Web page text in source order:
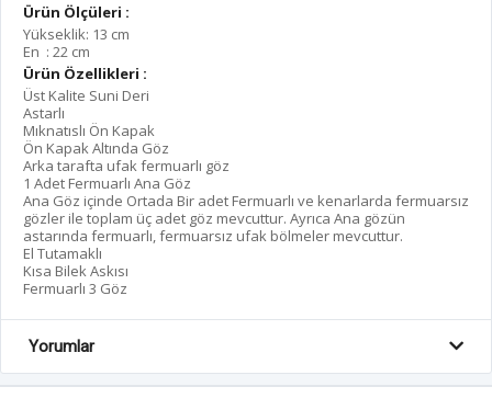
Ürün Ölçüleri :
Yükseklik: 13 cm
En : 22 cm
Ürün Özellikleri :
Üst Kalite Suni Deri
Astarlı
Mıknatıslı Ön Kapak
Ön Kapak Altında Göz
Arka tarafta ufak fermuarlı göz
1 Adet Fermuarlı Ana Göz
Ana Göz içinde Ortada Bir adet Fermuarlı ve kenarlarda fermuarsız
gözler ile toplam üç adet göz mevcuttur. Ayrıca Ana gözün
astarında fermuarlı, fermuarsız ufak bölmeler mevcuttur.
El Tutamaklı
Kısa Bilek Askısı
Fermuarlı 3 Göz
Yorumlar